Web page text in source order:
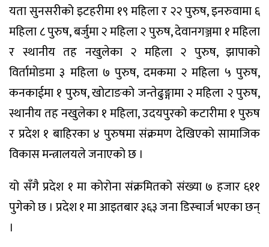
यता सुनसरीको इटहरीमा १९ महिला र २२ पुरुष, इनरुवामा ६
महिला ८ पुरुष, बर्जुमा २ महिला २ पुरुष, देवानगञ्जमा १ महिला
र स्थानीय तह नखुलेका २ महिला २ पुरुष, झापाको
विर्तामोडमा ३ महिला ७ पुरुष, दमकमा २ महिला ५ पुरुष,
कनकाईमा १ पुरुष, खोटाङको जन्तेढुङ्गामा २ महिला २ पुरुष,
स्थानीय तह नखुलेका १ महिला, उदयपुरको कटारीमा १ पुरुष
र प्रदेश १ बाहिरका ४ पुरुषमा संक्रमण देखिएको सामाजिक
विकास मन्त्रालयले जनाएको छ ।
यो सँगै प्रदेश १ मा कोरोना संक्रमितको संख्या ७ हजार ६११
पुगेको छ । प्रदेश १ मा आइतबार ३६३ जना डिस्चार्ज भएका छन्
।